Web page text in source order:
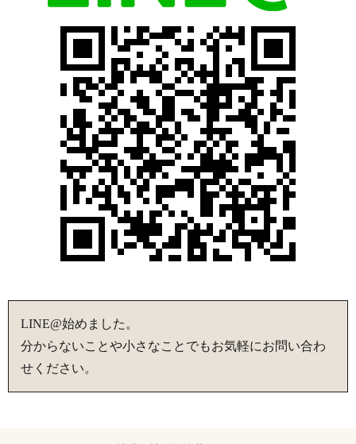
LINE@始めました。
分からないことや小さなことでもお気軽にお問い合わ
せください。